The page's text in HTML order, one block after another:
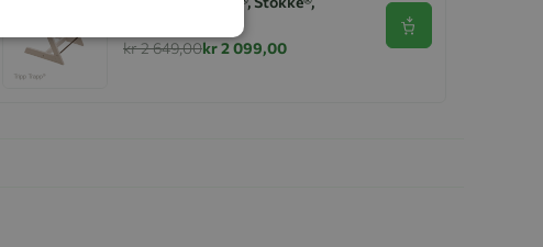
kr 2 649,00kr 2 099,00
Se produkt